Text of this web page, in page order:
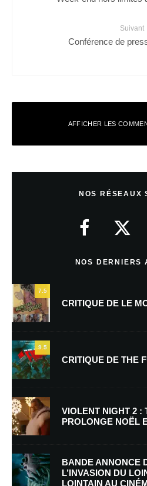
Suivant
Conférence de
AFFICHER LES
Nom*
E-mail *
Enregistrer mon nom, mon e-mail et
NOS RÉSEAUX
NOS DERNIERS
7.5
CRITIQUE DE LE
9.5
CRITIQUE DE THE
VIOLENT NIGHT 2 :
PROLONGE NOËL
BANDE ANNONCE
L’INVASION DU
LOINTAIN AU